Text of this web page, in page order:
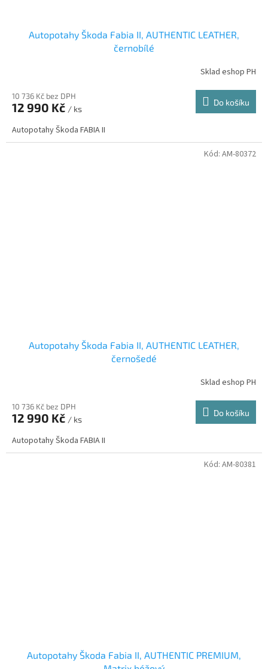
Autopotahy Škoda Fabia II, AUTHENTIC LEATHER,
černobílé
Sklad eshop PH
10 736 Kč bez DPH
12 990 Kč / ks
Do košíku
Autopotahy Škoda FABIA II
Autopotahy Škoda Fabia II, AUTHENTIC LEATHER,
černošedé
Sklad eshop PH
10 736 Kč bez DPH
12 990 Kč / ks
Do košíku
Autopotahy Škoda FABIA II
Kód: AM-80372
Autopotahy Škoda Fabia II, AUTHENTIC PREMIUM,
Kód: AM-80381